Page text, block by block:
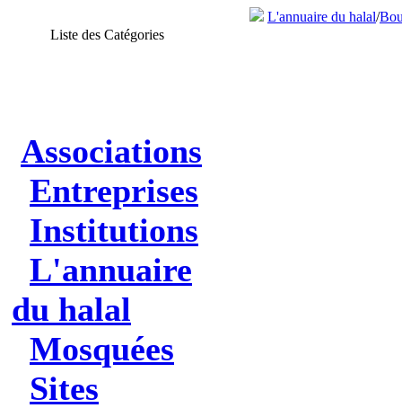
Liste des Catégories
Associations
Entreprises
Institutions
L'annuaire
du halal
Mosquées
Sites
L'annuaire du halal/